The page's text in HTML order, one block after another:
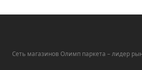
Сеть магазинов Олимп паркета – лидер